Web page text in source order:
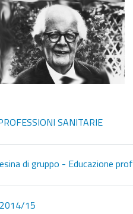
SANITARIE
di gruppo - Educazione
15